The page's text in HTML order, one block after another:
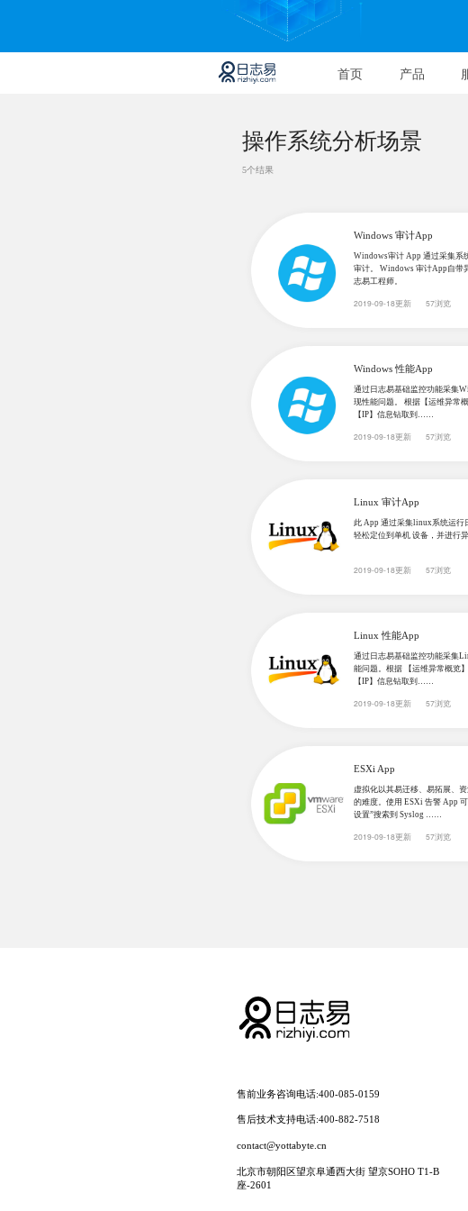
首页 产品
操作系统分析场景
5个结果
Windows 审计App
Windows审计 App 通过采集系
审计。 Windows 审计App自带
志易工程师。
2019-09-18更新 57浏览
Windows 性能App
通过日志易基础监控功能采集
现性能问题。 根据【运维异常
【IP】信息钻取到……
2019-09-18更新 57浏览
Linux 审计App
此 App 通过采集linux系统运行
轻松定位到单机 设备，并进行
2019-09-18更新 57浏览
Linux 性能App
通过日志易基础监控功能采集
能问题。根据 【运维异常概览
【IP】信息钻取到……
2019-09-18更新 57浏览
ESXi App
虚拟化以其易迁移、易拓展、
的难度。使用 ESXi 告警 App
设置”搜索到 Syslog ……
2019-09-18更新 57浏览
售前业务咨询电话:400-085-0159
售后技术支持电话:400-882-7518
contact@yottabyte.cn
北京市朝阳区望京阜通西大街 望京SOHO T1-B
座-2601